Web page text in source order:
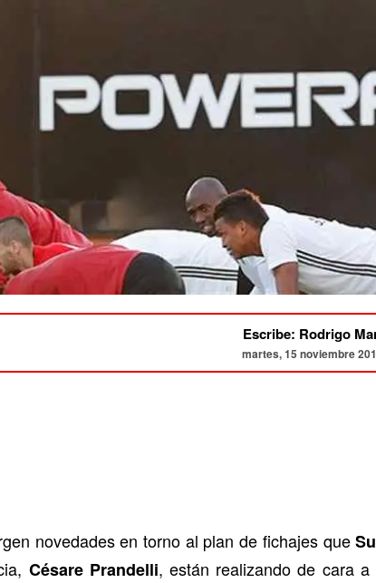
Escribe: Rodrigo
martes, 15 noviembre
novedades en torno al plan de fichajes que
Césare Prandelli, están realizando de cara